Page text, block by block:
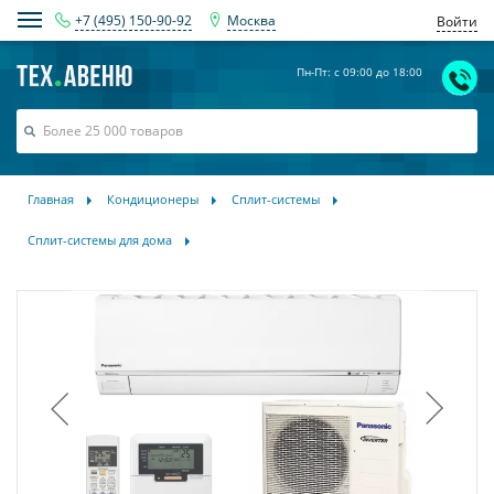
+7 (495) 150-90-92 Москва Войти
Пн-Пт: с 09:00 до 18:00
Главная Кондиционеры Сплит-системы
Сплит-системы для дома